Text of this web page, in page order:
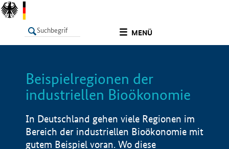
MENÜ
LISTE
Beispielregionen der
industriellen Bioökonomie
In Deutschland gehen viele Regionen im
Bereich der industriellen Bioökonomie mit
gutem Beispiel voran. Wo diese